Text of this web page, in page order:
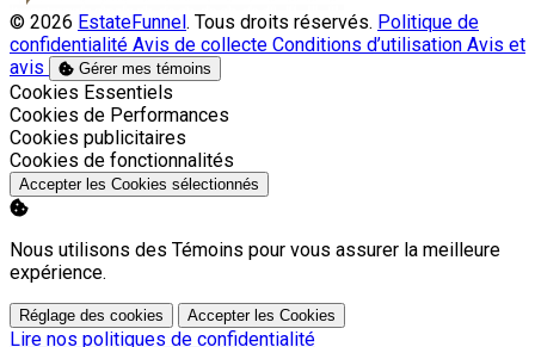
© 2026 EstateFunnel . Tous droits réservés. Politique de
confidentialité Avis de collecte Conditions d’utilisation Avis et
avis
Gérer mes témoins
Activer
Cookies Essentiels
Activer
Cookies de Performances
Activer
Cookies publicitaires
Activer
Cookies de fonctionnalités
Accepter les Cookies sélectionnés
Nous utilisons des Témoins pour vous assurer la meilleure
expérience.
Réglage des cookies Accepter les Cookies
Lire nos politiques de confidentialité